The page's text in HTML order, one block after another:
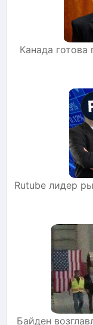
Канада
Rutube лидер
Байден